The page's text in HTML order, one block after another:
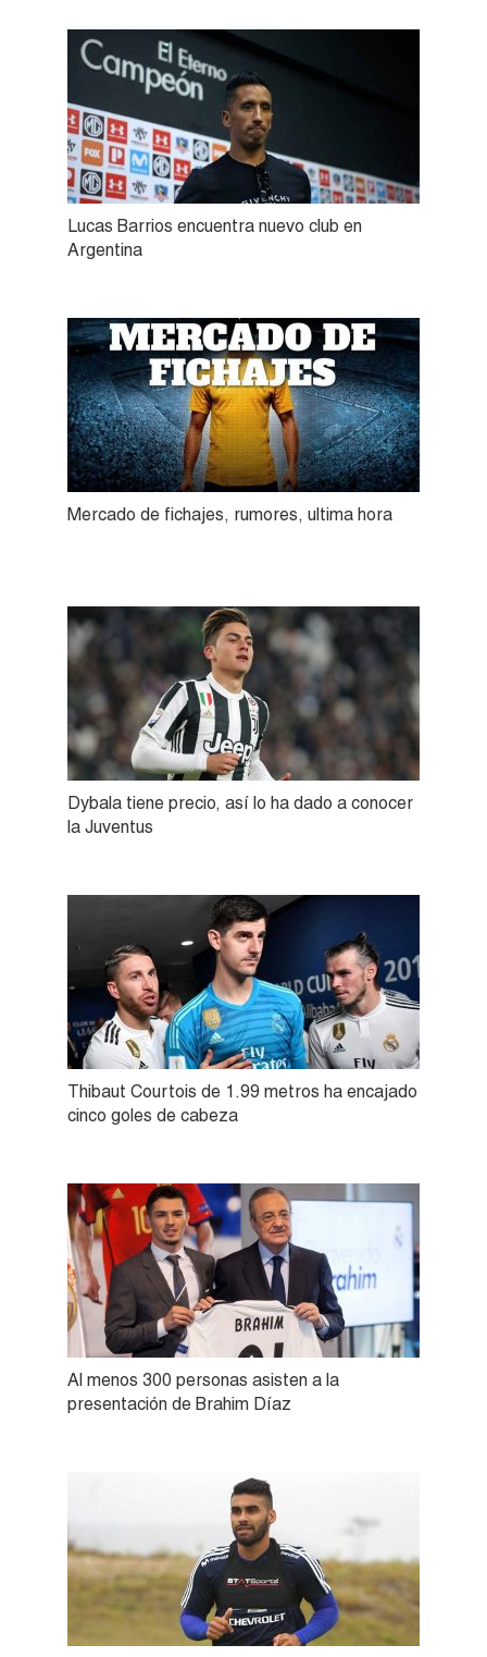
Lucas Barrios encuentra nuevo club en
Argentina
Mercado de fichajes, rumores, ultima hora
Dybala tiene precio, así lo ha dado a conocer
la Juventus
Thibaut Courtois de 1.99 metros ha encajado
cinco goles de cabeza
Al menos 300 personas asisten a la
presentación de Brahim Díaz